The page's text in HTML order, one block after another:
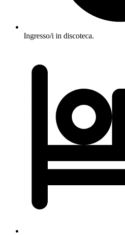
Ingresso/i in discoteca.